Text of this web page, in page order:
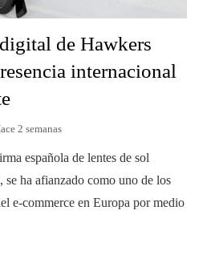
de Hawkers
internacional
2 semanas
española de lentes de sol
ha afianzado como uno de los
e-commerce en Europa por medio